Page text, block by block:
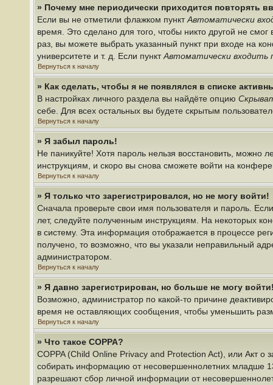
» Почему мне периодически приходится повторять
Если вы не отметили флажком пунктАвтоматически
время. Это сделано для того, чтобы никто другой не
раз, вы можете выбрать указанный пункт при входе на
университете и т. д. Если пунктАвтоматически входить
Вернуться к началу
» Как сделать, чтобы я не появлялся в списке
В настройках личного раздела вы найдёте опцию
себе. Для всех остальных вы будете скрытым
Вернуться к началу
» Я забыл пароль!
Не паникуйте! Хотя пароль нельзя восстановить, можно
инструкциям, и скоро вы снова сможете войти на
Вернуться к началу
» Я только что зарегистрировался, но не могу войти!
Сначала проверьте свои имя пользователя и пароль.
лет, следуйте полученным инструкциям. На некоторых
в систему. Эта информация отображается в процессе
получено, то возможно, что вы указали неправильный
администратором.
Вернуться к началу
» Я давно зарегистрирован, но больше не могу войти!
Возможно, администратор по какой-то причине
время не оставляющих сообщения, чтобы уменьшить
Вернуться к началу
» Что такое COPPA?
COPPA (Child Online Privacy and Protection Act), или Акт о
собирать информацию от несовершеннолетних младше
разрешают сбор личной информации от